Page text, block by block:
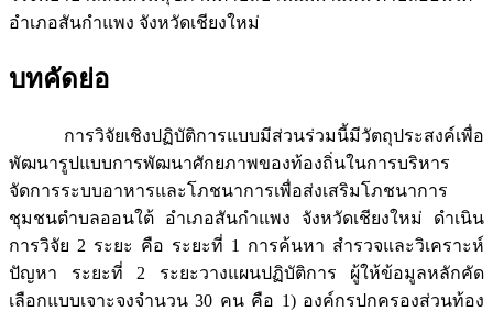
อำเภอสันกำแพง จังหวัดเชียงใหม่
บทคัดย่อ
การวิจัยเชิงปฏิบัติการแบบมีส่วนร่วมนี้มีวัตถุประสงค์เพื่อ
พัฒนารูปแบบการพัฒนาศักยภาพของท้องถิ่นในการบริหาร
จัดการระบบอาหารและโภชนาการเพื่อส่งเสริมโภชนาการ
ชุมชนตำบลออนใต้ อำเภอสันกำแพง จังหวัดเชียงใหม่ ดำเนิน
การวิจัย 2 ระยะ คือ ระยะที่ 1 การค้นหา สำรวจและวิเคราะห์
ปัญหา ระยะที่ 2 ระยะวางแผนปฏิบัติการ ผู้ให้ข้อมูลหลักคัด
เลือกแบบเจาะจงจำนวน 30 คน คือ 1) องค์กรปกครองส่วนท้อง